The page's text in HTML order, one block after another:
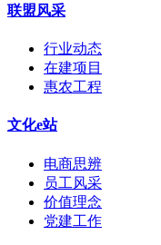
联盟风采
行业动态
在建项目
惠农工程
文化e站
电商思辨
员工风采
价值理念
党建工作